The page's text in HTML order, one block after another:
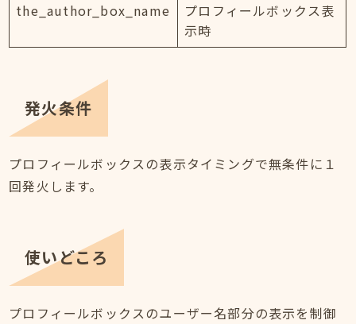
the_author_box_name
プロフィールボックス表
示時
発火条件
プロフィールボックスの表示タイミングで無条件に１
回発火します。
使いどころ
プロフィールボックスのユーザー名部分の表示を制御